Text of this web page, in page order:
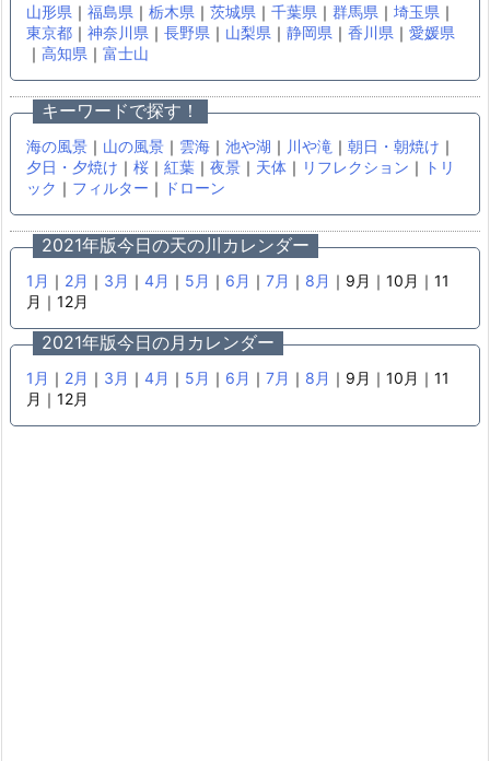
山形県 ｜ 福島県 ｜ 栃木県 ｜ 茨城県 ｜ 千葉県 ｜ 群馬県 ｜ 埼玉県 ｜
東京都 ｜ 神奈川県 ｜ 長野県 ｜ 山梨県 ｜ 静岡県 ｜ 香川県 ｜ 愛媛県
｜ 高知県 ｜ 富士山
キーワードで探す！
海の風景 ｜ 山の風景 ｜ 雲海 ｜ 池や湖 ｜ 川や滝 ｜ 朝日・朝焼け ｜
夕日・夕焼け ｜ 桜 ｜ 紅葉 ｜ 夜景 ｜ 天体 ｜ リフレクション ｜
トリ
ック ｜ フィルター ｜ ドローン
2021年版今日の天の川カレンダー
1月 ｜ 2月 ｜ 3月 ｜ 4月 ｜ 5月 ｜ 6月 ｜ 7月 ｜ 8月 ｜9月｜10月｜11
月｜12月
2021年版今日の月カレンダー
1月 ｜ 2月 ｜ 3月 ｜ 4月 ｜ 5月 ｜ 6月 ｜ 7月 ｜ 8月 ｜9月｜10月｜11
月｜12月